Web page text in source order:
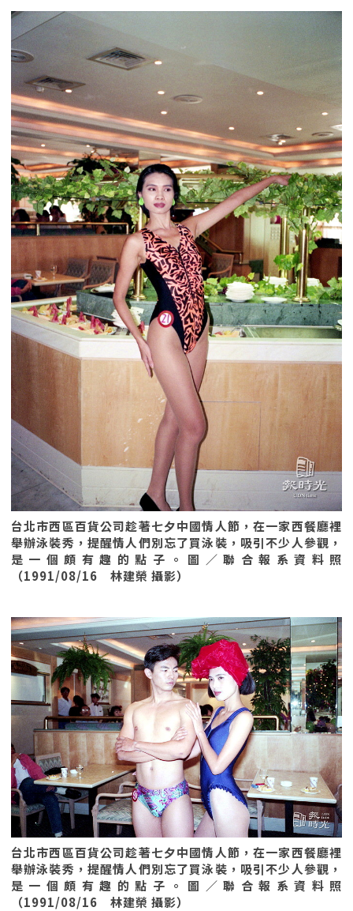
台北市西區百貨公司趁著七夕中國情人節，在一家西餐廳裡
舉辦泳裝秀，提醒情人們別忘了買泳裝，吸引不少人參觀，
是一個頗有趣的點子。圖／聯合報系資料照
（1991/08/16 林建榮 攝影）
台北市西區百貨公司趁著七夕中國情人節，在一家西餐廳裡
舉辦泳裝秀，提醒情人們別忘了買泳裝，吸引不少人參觀，
是一個頗有趣的點子。圖／聯合報系資料照
（1991/08/16 林建榮 攝影）